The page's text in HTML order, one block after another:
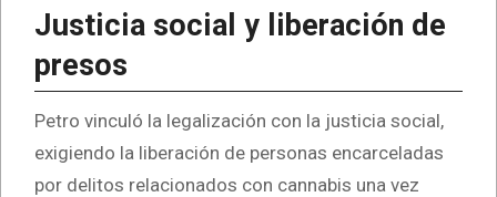
Justicia social y liberación de
presos
Petro vinculó la legalización con la justicia social,
exigiendo la liberación de personas encarceladas
por delitos relacionados con cannabis una vez